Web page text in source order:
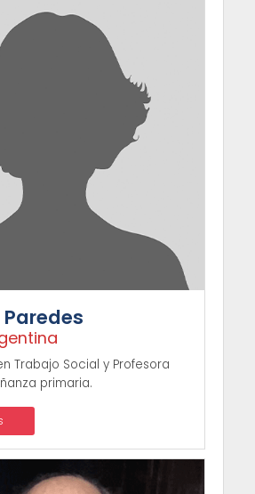
Trabajo Social y Profesora
primaria.